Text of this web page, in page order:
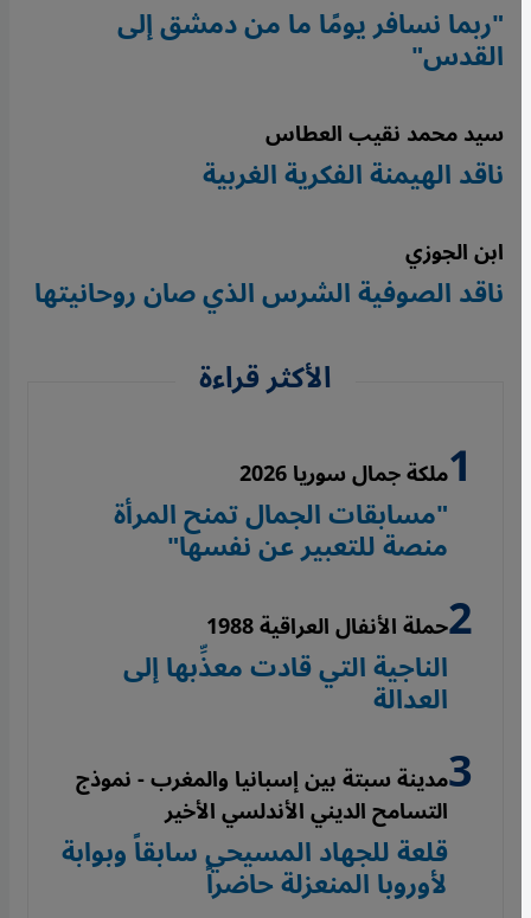
"ربما نسافر يومًا ما من دمشق إلى
القدس"
سيد محمد نقيب العطاس
ناقد الهيمنة الفكرية الغربية
ابن الجوزي
ناقد الصوفية الشرس الذي صان روحانيتها
الأكثر قراءة
ملكة جمال سوريا 2026
"مسابقات الجمال تمنح المرأة
منصة للتعبير عن نفسها"
حملة الأنفال العراقية 1988
الناجية التي قادت معذِّبها إلى
العدالة
مدينة سبتة بين إسبانيا والمغرب - نموذج
التسامح الديني الأندلسي الأخير
قلعة للجهاد المسيحي سابقاً وبوابة
لأوروبا المنعزلة حاضراً